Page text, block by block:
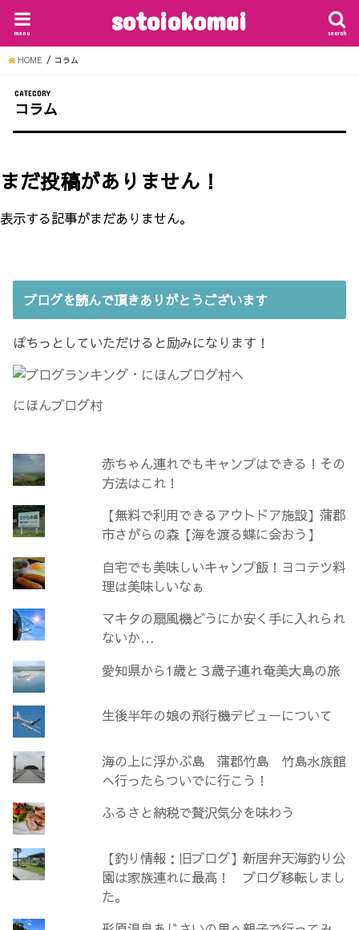
sotoiokomai search
menu
HOME コラム
CATEGORY
コラム
まだ投稿がありません！
表示する記事がまだありません。
ブログを読んで頂きありがとうございます
ぽちっとしていただけると励みになります！
にほんブログ村
赤ちゃん連れでもキャンプはできる！その
方法はこれ！
【無料で利用できるアウトドア施設】蒲郡
市さがらの森【海を渡る蝶に会おう】
自宅でも美味しいキャンプ飯！ヨコテツ料
理は美味しいなぁ
マキタの扇風機どうにか安く手に入れられ
ないか…
愛知県から1歳と３歳子連れ奄美大島の旅
生後半年の娘の飛行機デビューについて
海の上に浮かぶ島 蒲郡竹島 竹島水族館
へ行ったらついでに行こう！
ふるさと納税で贅沢気分を味わう
【釣り情報：旧ブログ】新居弁天海釣り公
園は家族連れに最高！ ブログ移転しまし
た。